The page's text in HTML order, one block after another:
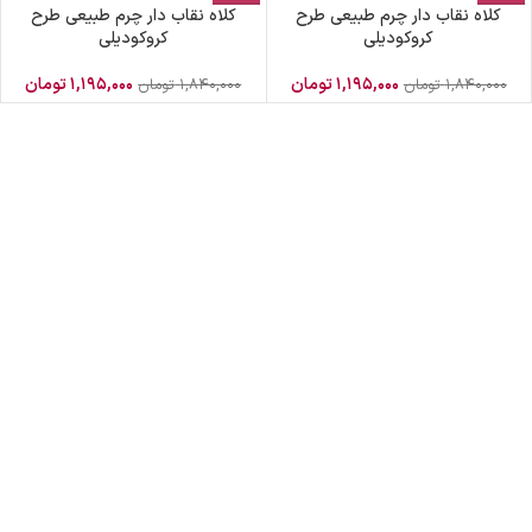
کلاه نقاب دار چرم طبیعی طرح
کروکودیلی
۱,۸۴۰,۰۰۰ تومان ۱,۱۹۵,۰۰۰تومان
کلاه نقاب دار چرم طبیعی طرح
کروکودیلی
۱,۸۴۰,۰۰۰ تومان ۱,۱۹۵,۰۰۰تومان